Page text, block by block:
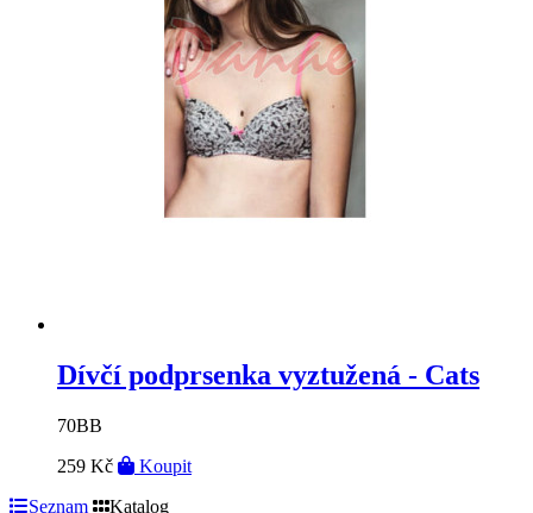
Dívčí podprsenka vyztužená - Cats
70BB
259 Kč
Koupit
Seznam
Katalog